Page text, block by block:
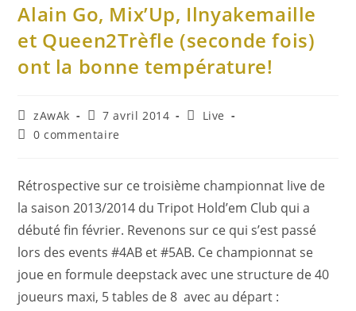
Alain Go, Mix’Up, Ilnyakemaille
et Queen2Trèfle (seconde fois)
ont la bonne température!
zAwAk 7 avril 2014
Live
0 commentaire
Rétrospective sur ce troisième championnat live de
la saison 2013/2014 du Tripot Hold’em Club qui a
débuté fin février. Revenons sur ce qui s’est passé
lors des events #4AB et #5AB. Ce championnat se
joue en formule deepstack avec une structure de40
joueurs maxi, 5 tables de 8 avec au départ :